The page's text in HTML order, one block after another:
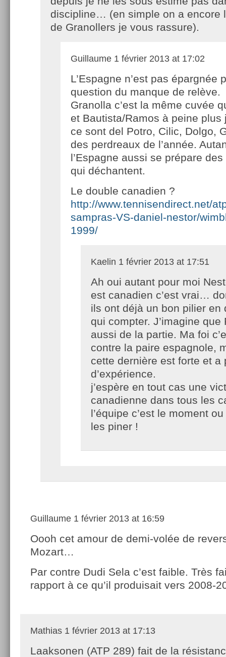
discipline… (en simple on a encore
de Granollers je vous rassure).
Guillaume 1 février 2013 at 17:02
L’Espagne n’est pas épargnée
question du manque de relève.
Granolla c’est la même cuvée
et Bautista/Ramos à peine plus
ce sont del Potro, Cilic, Dolgo,
des perdreaux de l’année.
l’Espagne aussi se prépare
qui déchantent.
Le double canadien ?
http://www.tennisendirect.net/
sampras-VS-daniel-nestor/
1999/
Kaelin 1 février 2013 at 17:51
Ah oui autant pour moi
est canadien c’est vrai…
ils ont déjà un bon pilier en
qui compter. J’imagine que
aussi de la partie. Ma foi
contre la paire espagnole,
cette dernière est forte et a
d’expérience.
j’espère en tout cas une
canadienne dans tous les
l’équipe c’est le moment
les piner !
Guillaume 1 février 2013 at 16:59
Oooh cet amour de demi-volée de
Mozart…
Par contre Dudi Sela c’est faible. Très
rapport à ce qu’il produisait vers 2008-
Mathias 1 février 2013 at 17:13
Laaksonen (ATP 289) fait de la